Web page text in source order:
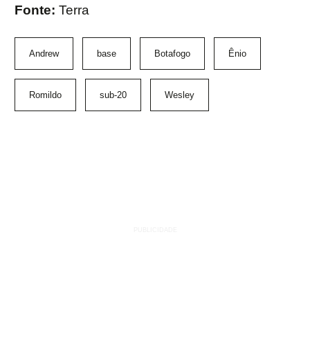
Fonte: Terra
Andrew base Botafogo Ênio
Romildo sub-20 Wesley